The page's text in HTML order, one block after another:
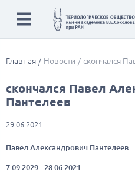
Главная Новости скончался
скончался Павел
Пантелеев
29.06.2021
Павел Александрович Пантелеев
7.09.2029 - 28.06.2021